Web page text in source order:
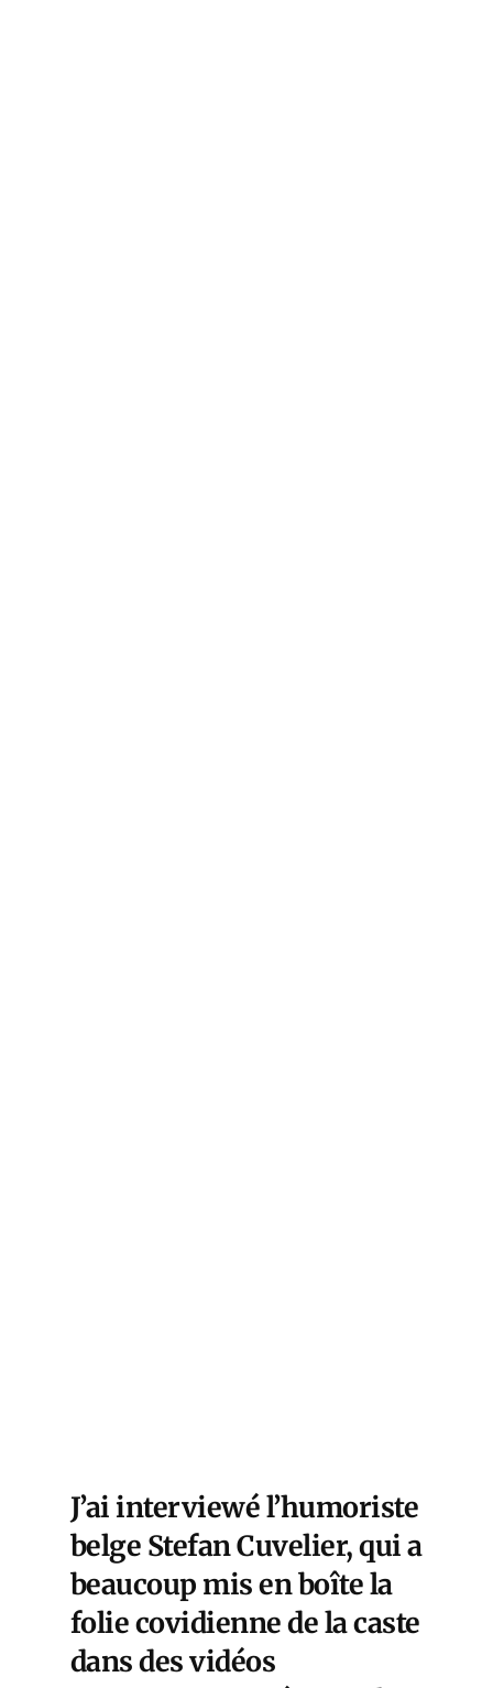
J’ai interviewé l’humoriste
belge Stefan Cuvelier, qui a
beaucoup mis en boîte la
folie covidienne de la caste
dans des vidéos